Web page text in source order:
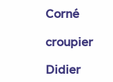
Corné
croupier
Didier